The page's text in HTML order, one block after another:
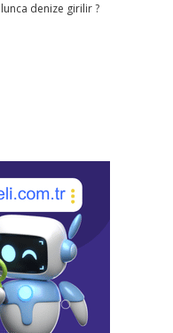
denize girilir ?